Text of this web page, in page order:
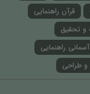
قرآن راهنمایی
و تحقیق
راهنمایی
و طراحی